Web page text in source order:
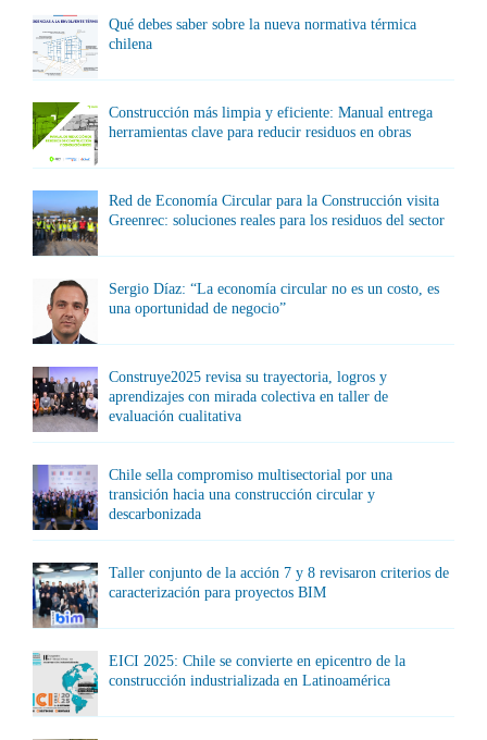
Qué debes saber sobre la nueva normativa térmica
chilena
Construcción más limpia y eficiente: Manual entrega
herramientas clave para reducir residuos en obras
Red de Economía Circular para la Construcción visita
Greenrec: soluciones reales para los residuos del sector
Sergio Díaz: “La economía circular no es un costo, es
una oportunidad de negocio”
Construye2025 revisa su trayectoria, logros y
aprendizajes con mirada colectiva en taller de
evaluación cualitativa
Chile sella compromiso multisectorial por una
transición hacia una construcción circular y
descarbonizada
Taller conjunto de la acción 7 y 8 revisaron criterios de
caracterización para proyectos BIM
EICI 2025: Chile se convierte en epicentro de la
construcción industrializada en Latinoamérica